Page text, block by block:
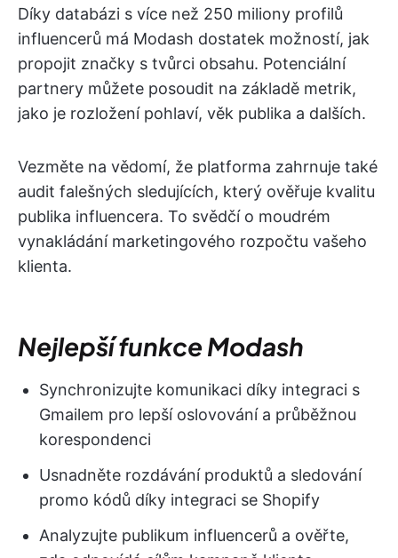
Díky databázi s více než 250 miliony profilů
influencerů má Modash dostatek možností, jak
propojit značky s tvůrci obsahu. Potenciální
partnery můžete posoudit na základě metrik,
jako je rozložení pohlaví, věk publika a dalších.
Vezměte na vědomí, že platforma zahrnuje také
audit falešných sledujících, který ověřuje kvalitu
publika influencera. To svědčí o moudrém
vynakládání marketingového rozpočtu vašeho
klienta.
Nejlepší funkce Modash
Synchronizujte komunikaci díky integraci s
Gmailem pro lepší oslovování a průběžnou
korespondenci
Usnadněte rozdávání produktů a sledování
promo kódů díky integraci se Shopify
Analyzujte publikum influencerů a ověřte,